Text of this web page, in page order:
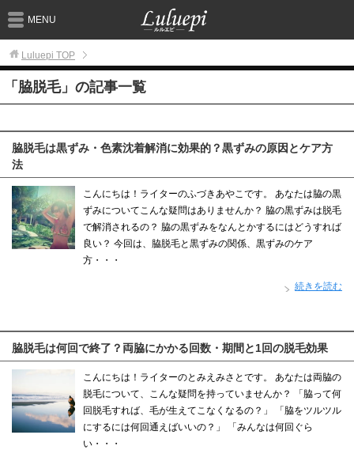
MENU
Luluepi TOP
「脇脱毛」の記事一覧
脇脱毛は黒ずみ・色素沈着解消に効果的？黒ずみの原因とケア方
法
こんにちは！ライターのふづきあやこです。 あなたは脇の黒
ずみについてこんな疑問はありませんか？ 脇の黒ずみは脱毛
で解消されるの？ 脇の黒ずみをなんとかするにはどうすれば
良い？ 今回は、脇脱毛と黒ずみの関係、黒ずみのケア
方・・・
続きを読む
脇脱毛は何回で終了？両脇にかかる回数・期間と1回の脱毛効果
こんにちは！ライターのとみえみさとです。 あなたは両脇の
脱毛について、こんな疑問を持っていませんか？ 「脇って何
回脱毛すれば、毛が生えてこなくなるの？」 「脇をツルツル
にするには何回通えばいいの？」 「みんなは何回ぐら
い・・・